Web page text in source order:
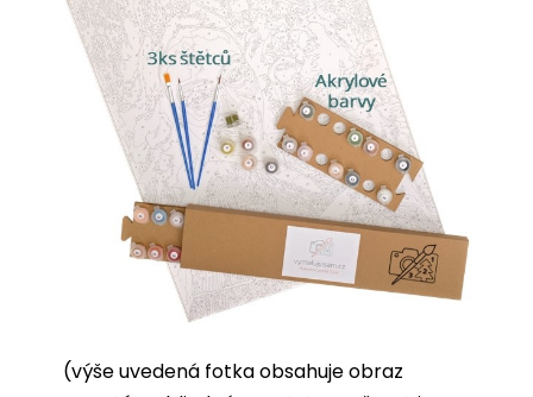
(výše uvedená fotka obsahuje obraz